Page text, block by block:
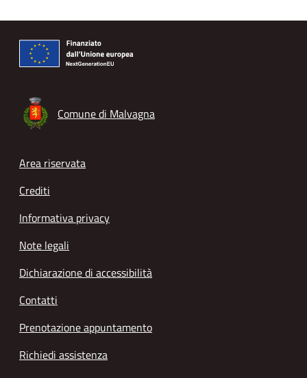
Comune di Malvagna
Footer menu
Area riservata
Crediti
Informativa privacy
Note legali
Dichiarazione di accessibilità
Contatti
Prenotazione appuntamento
Richiedi assistenza